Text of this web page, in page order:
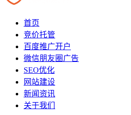
首页
竞价托管
百度推广开户
微信朋友圈广告
SEO优化
网站建设
新闻资讯
关于我们